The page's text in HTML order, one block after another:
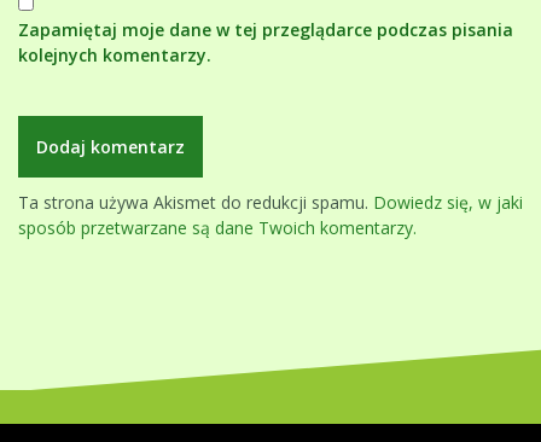
Zapamiętaj moje dane w tej przeglądarce podczas pisania
kolejnych komentarzy.
Ta strona używa Akismet do redukcji spamu. Dowiedz się, w jaki
sposób przetwarzane są dane Twoich komentarzy.